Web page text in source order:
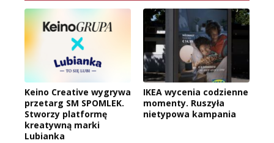
Keino Creative wygrywa
przetarg SM SPOMLEK.
Stworzy platformę
kreatywną marki
Lubianka
IKEA wycenia codzienne
momenty. Ruszyła
nietypowa kampania